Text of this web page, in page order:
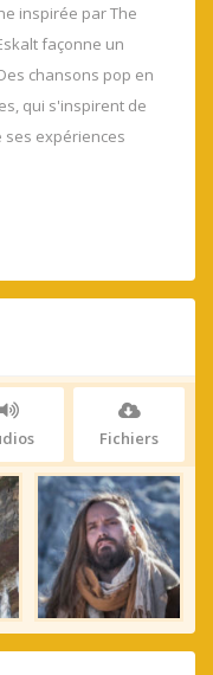
inspirée par The
façonne un
chansons pop en
qui s'inspirent de
ses expériences
Fichiers